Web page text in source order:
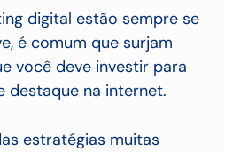
digital estão sempre se
é comum que surjam
você deve investir para
destaque na internet.
estratégias muitas